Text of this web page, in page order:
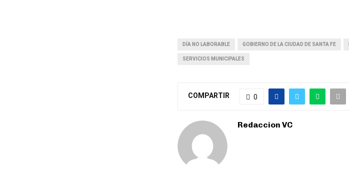
DÍA NO LABORABLE GOBIERNO DE LA CIUDAD DE SANTA FE
SERVICIOS MUNICIPALES
COMPARTIR 0
Redaccion VC